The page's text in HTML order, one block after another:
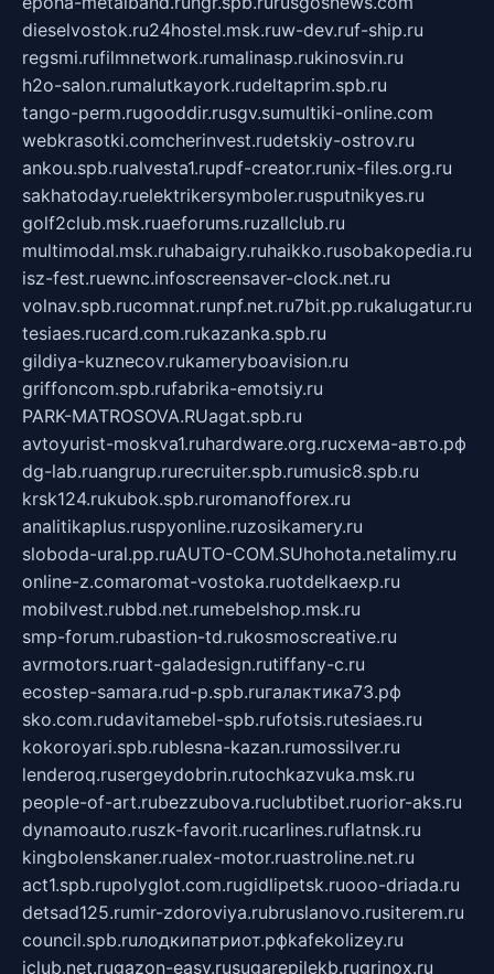
dieselvostok.ru24hostel.msk.ruw-dev.ruf-ship.ru
regsmi.rufilmnetwork.rumalinasp.rukinosvin.ru
h2o-salon.rumalutkayork.rudeltaprim.spb.ru
tango-perm.rugooddir.rusgv.sumultiki-online.com
webkrasotki.comcherinvest.rudetskiy-ostrov.ru
ankou.spb.rualvesta1.rupdf-creator.runix-files.org.ru
sakhatoday.ruelektrikersymboler.rusputnikyes.ru
golf2club.msk.ruaeforums.ruzallclub.ru
multimodal.msk.ruhabaigry.ruhaikko.rusobakopedia.ru
isz-fest.ruewnc.infoscreensaver-clock.net.ru
volnav.spb.rucomnat.runpf.net.ru7bit.pp.rukalugatur.ru
tesiaes.rucard.com.rukazanka.spb.ru
gildiya-kuznecov.rukameryboavision.ru
griffoncom.spb.rufabrika-emotsiy.ru
PARK-MATROSOVA.RUagat.spb.ru
avtoyurist-moskva1.ruhardware.org.ruсхема-авто.рф
dg-lab.ruangrup.rurecruiter.spb.rumusic8.spb.ru
krsk124.rukubok.spb.ruromanofforex.ru
analitikaplus.ruspyonline.ruzosikamery.ru
sloboda-ural.pp.ruAUTO-COM.SUhohota.netalimy.ru
online-z.comaromat-vostoka.ruotdelkaexp.ru
mobilvest.rubbd.net.rumebelshop.msk.ru
smp-forum.rubastion-td.rukosmoscreative.ru
avrmotors.ruart-galadesign.rutiffany-c.ru
ecostep-samara.rud-p.spb.ruгалактика73.рф
sko.com.rudavitamebel-spb.rufotsis.rutesiaes.ru
kokoroyari.spb.rublesna-kazan.rumossilver.ru
lenderoq.rusergeydobrin.rutochkazvuka.msk.ru
people-of-art.rubezzubova.ruclubtibet.ruorior-aks.ru
dynamoauto.ruszk-favorit.rucarlines.ruflatnsk.ru
kingbolenskaner.rualex-motor.ruastroline.net.ru
act1.spb.rupolyglot.com.rugidlipetsk.ruooo-driada.ru
detsad125.rumir-zdoroviya.rubruslanovo.rusiterem.ru
council.spb.ruлодкипатриот.рфkafekolizey.ru
iclub.net.rugazon-easy.rusugarepilekb.rugrinox.ru